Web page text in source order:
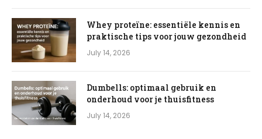
Whey proteïne: essentiële kennis en
praktische tips voor jouw gezondheid
July 14, 2026
Dumbells: optimaal gebruik en
onderhoud voor je thuisfitness
July 14, 2026